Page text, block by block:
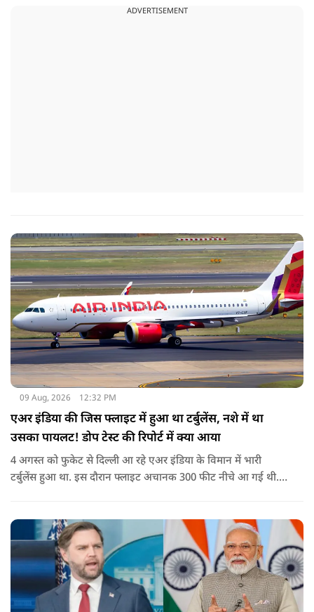
ADVERTISEMENT
09 Aug, 2026 12:32 PM
एअर इंडिया की जिस फ्लाइट में हुआ था टर्बुलेंस, नशे में था
उसका पायलट! डोप टेस्ट की रिपोर्ट में क्या आया
4 अगस्त को फुकेट से दिल्ली आ रहे एअर इंडिया के विमान में भारी
टर्बुलेंस हुआ था. इस दौरान फ्लाइट अचानक 300 फीट नीचे आ गई थी.